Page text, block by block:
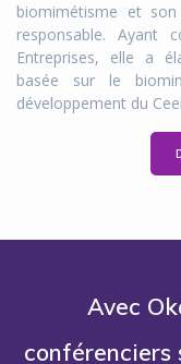
biomimétisme et
responsable. Ayant
Entreprises, elle a
basée sur le
développement du
Avec
conférenciers